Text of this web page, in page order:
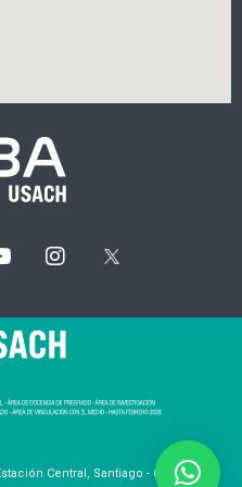
Central, Santiago - Chile